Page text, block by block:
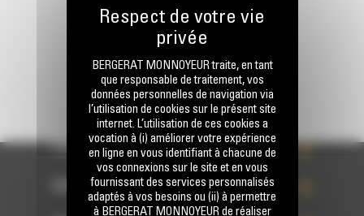
ENVOYER LA DEMANDE
PRODUITS
SERVICES
BERGERAT MONNOYEUR traite, en tant
que responsable de traitement, vos
données personnelles de navigation via
l’utilisation de cookies sur le présent site
internet. L’utilisation de ces cookies a
vocation à (i) améliorer votre expérience
en ligne en vous identifiant à chacune de
vos connexions sur le site et en vous
fournissant des services personnalisés
adaptés à vos besoins ou (ii) à permettre
à BERGERAT MONNOYEUR de réaliser